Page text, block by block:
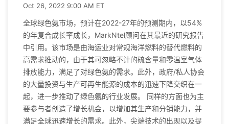
Oct 26, 2022 9:00 AM ET
全球绿色氨市场，预计在2022-27年的预测期内，以54%
的年复合成长率成长，MarkNtel顾问在其最近的研究报告
中引用。该市场是由海运业对常规海洋燃料的替代燃料的
高需求推动的，由于其可忽略不计的硫含量和零温室气体
排放能力，满足了对绿色氨的需求。此外，政府/私人协会
的大量投资与生产可再生能源的成本的迅速下降交织在一
起，进一步推动了绿色氨的行业发展。 同样的方面也为主
要参与者创造了增长机会，以增加其生产和分销能力，并
满足全球迅速增长的需求。此外，尖端技术的出现以及提